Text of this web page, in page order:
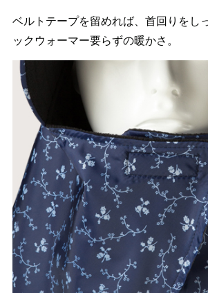
ベルトテープを留めれば、首回りをし
ックウォーマー要らずの暖かさ。